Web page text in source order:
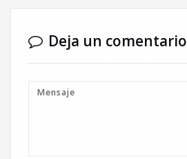
Deja un comentario